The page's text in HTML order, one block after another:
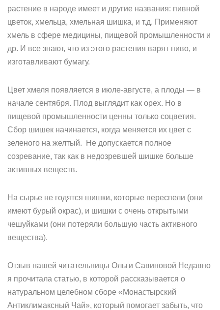
растение в народе имеет и другие названия: пивной
цветок, хмельца, хмельная шишка, и т.д. Применяют
хмель в сфере медицины, пищевой промышленности и
др. И все знают, что из этого растения варят пиво, и
изготавливают бумагу.
Цвет хмеля появляется в июле-августе, а плоды — в
начале сентября. Плод выглядит как орех. Но в
пищевой промышленности ценны только соцветия.
Сбор шишек начинается, когда меняется их цвет с
зеленого на желтый. Не допускается полное
созревание, так как в недозревшей шишке больше
активных веществ.
На сырье не годятся шишки, которые переспели (они
имеют бурый окрас), и шишки с очень открытыми
чешуйками (они потеряли большую часть активного
вещества).
Отзыв нашей читательницы Ольги Савиновой Недавно
я прочитала статью, в которой рассказывается о
натуральном целебном сборе «Монастырский
Антиклимаксный Чай», который помогает забыть, что